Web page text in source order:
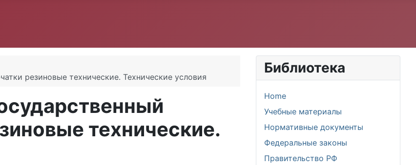
резиновые технические. Технические условия
технические.
Библиотека
Home
Учебные материалы
Нормативные документы
Федеральные законы
Правительство РФ